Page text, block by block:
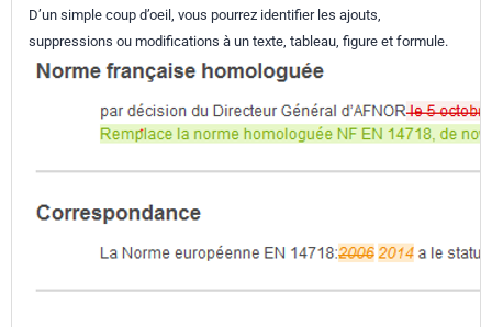
D’un simple coup d’oeil, vous pourrez identifier les ajouts,
suppressions ou modifications à un texte, tableau, figure et formule.